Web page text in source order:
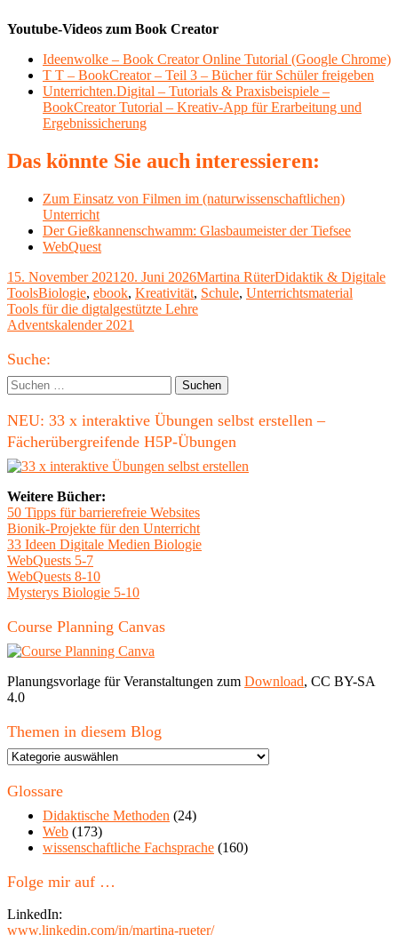
Youtube-Videos zum Book Creator
Ideenwolke – Book Creator Online Tutorial (Google Chrome)
T T – BookCreator – Teil 3 – Bücher für Schüler freigeben
Unterrichten.Digital – Tutorials & Praxisbeispiele –
BookCreator Tutorial – Kreativ-App für Erarbeitung und
Ergebnissicherung
Das könnte Sie auch interessieren:
Zum Einsatz von Filmen im (naturwissenschaftlichen)
Unterricht
Der Gießkannenschwamm: Glasbaumeister der Tiefsee
WebQuest
Veröffentlicht
am
15. November 2021 20. Juni 2026Autor
Martina RüterKategorien
Didaktik & Digitale
ToolsSchlagwörter
Biologie, ebook, Kreativität, Schule, Unterrichtsmaterial
Beitragsnavigation
Vorheriger
Beitrag:
Tools für die digtalgestützte Lehre
Nächster
Adventskalender 2021
Haupt-
Seitenleiste
Suche:
Suchen
nach:
NEU: 33 x interaktive Übungen selbst erstellen –
Fächerübergreifende H5P-Übungen
Weitere Bücher:
50 Tipps für barrierefreie Websites
Bionik-Projekte für den Unterricht
33 Ideen Digitale Medien Biologie
WebQuests 5-7
WebQuests 8-10
Mysterys Biologie 5-10
Course Planning Canvas
Planungsvorlage für Veranstaltungen zum Download, CC BY-SA
4.0
Themen in diesem Blog
Themen
diesem
Glossare
Didaktische Methoden (24)
Web (173)
wissenschaftliche Fachsprache (160)
Folge mir auf …
LinkedIn:
www.linkedin.com/in/martina-rueter/